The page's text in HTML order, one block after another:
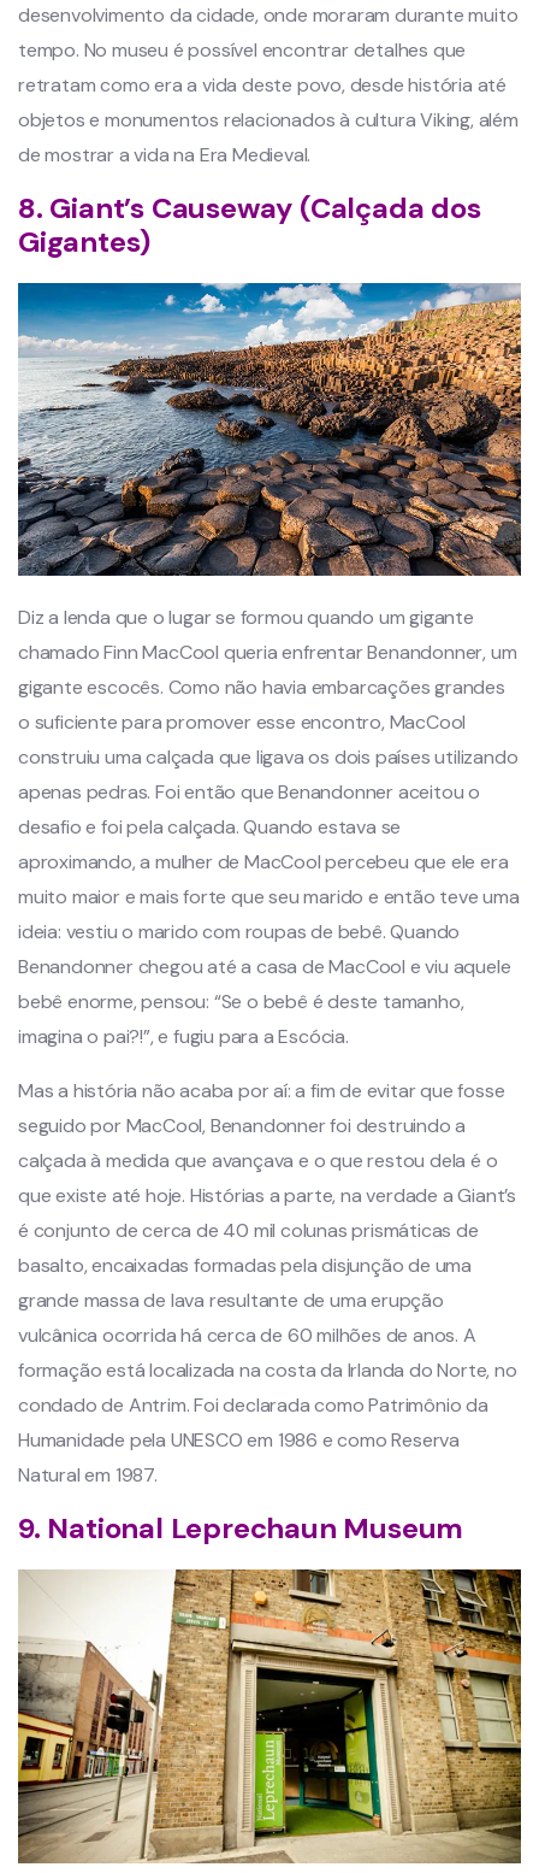
desenvolvimento da cidade, onde moraram durante muito
tempo. No museu é possível encontrar detalhes que
retratam como era a vida deste povo, desde história até
objetos e monumentos relacionados à cultura Viking, além
de mostrar a vida na Era Medieval.
8. Giant’s Causeway (Calçada dos
Gigantes)
Diz a lenda que o lugar se formou quando um gigante
chamado Finn MacCool queria enfrentar Benandonner, um
gigante escocês. Como não havia embarcações grandes
o suficiente para promover esse encontro, MacCool
construiu uma calçada que ligava os dois países utilizando
apenas pedras. Foi então que Benandonner aceitou o
desafio e foi pela calçada. Quando estava se
aproximando, a mulher de MacCool percebeu que ele era
muito maior e mais forte que seu marido e então teve uma
ideia: vestiu o marido com roupas de bebê. Quando
Benandonner chegou até a casa de MacCool e viu aquele
bebê enorme, pensou: “Se o bebê é deste tamanho,
imagina o pai?!”, e fugiu para a Escócia.
Mas a história não acaba por aí: a fim de evitar que fosse
seguido por MacCool, Benandonner foi destruindo a
calçada à medida que avançava e o que restou dela é o
que existe até hoje. Histórias a parte, na verdade a Giant’s
é conjunto de cerca de 40 mil colunas prismáticas de
basalto, encaixadas formadas pela disjunção de uma
grande massa de lava resultante de uma erupção
vulcânica ocorrida há cerca de 60 milhões de anos. A
formação está localizada na costa da Irlanda do Norte, no
condado de Antrim. Foi declarada como Patrimônio da
Humanidade pela UNESCO em 1986 e como Reserva
Natural em 1987.
9. National Leprechaun Museum